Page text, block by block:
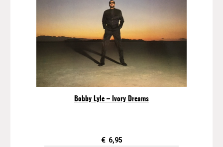
Bobby Lyle – Ivory Dreams
€ 6,95